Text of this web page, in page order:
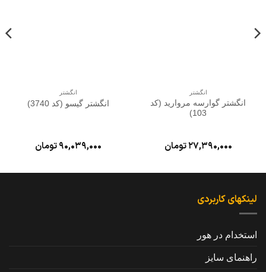
انگشتر
انگشتر گوارسه مروارید (کد
103)
27,390,000تومان
انگشتر
انگشتر گیسو (کد 3740)
90,039,000 تومان
لینکهای کاربردی
استخدام در هور
راهنمای سایز